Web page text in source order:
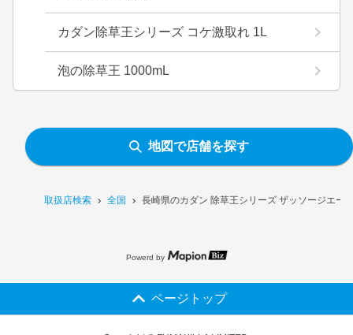
取扱店検索 全国 長崎県のカダン 除草王シリーズ ザッソージエー
カダン除草王シリーズ コケ激取れ 1L
泡の除草王 1000mL
地図で店舗を探す
Powerd by
ページトップ